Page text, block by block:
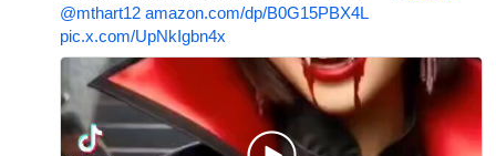
@mthart12 amazon.com/dp/B0G15PBX4L
pic.x.com/UpNkIgbn4x